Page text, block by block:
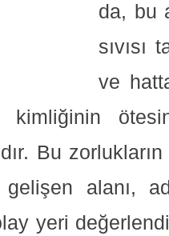
da, bu
sıvısı
ve
Bu
alanı,
yeri